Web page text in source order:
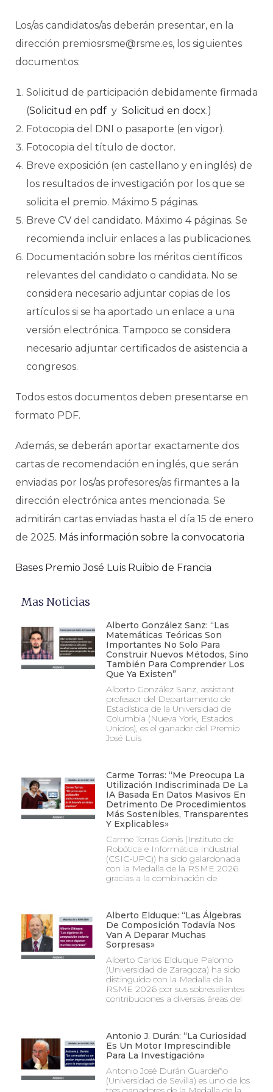
Los/as candidatos/as deberán presentar, en la
dirección premiosrsme@rsme.es, los siguientes
documentos:
Solicitud de participación debidamente firmada
(Solicitud en pdf y Solicitud en docx.)
Fotocopia del DNI o pasaporte (en vigor).
Fotocopia del título de doctor.
Breve exposición (en castellano y en inglés) de
los resultados de investigación por los que se
solicita el premio. Máximo 5 páginas.
Breve CV del candidato. Máximo 4 páginas. Se
recomienda incluir enlaces a las publicaciones.
Documentación sobre los méritos científicos
relevantes del candidato o candidata. No se
considera necesario adjuntar copias de los
artículos si se ha aportado un enlace a una
versión electrónica. Tampoco se considera
necesario adjuntar certificados de asistencia a
congresos.
Todos estos documentos deben presentarse en
formato PDF.
Además, se deberán aportar exactamente dos
cartas de recomendación en inglés, que serán
enviadas por los/as profesores/as firmantes a la
dirección electrónica antes mencionada. Se
admitirán cartas enviadas hasta el día 15 de enero
de 2025. Más información sobre la convocatoria
Bases Premio José Luis Ruibio de Francia
Mas Noticias
Alberto González Sanz: “Las
Matemáticas Teóricas Son
Importantes No Solo Para
Construir Nuevos Métodos, Sino
También Para Comprender Los
Que Ya Existen”
Alberto González Sanz, assistant
professor del Departamento de
Estadística de la Universidad de
Columbia (Nueva York, Estados
Unidos), es el ganador del Premio
José Luis
Carme Torras: “Me Preocupa La
Utilización Indiscriminada De La
IA Basada En Datos Masivos En
Detrimento De Procedimientos
Más Sostenibles, Transparentes
Y Explicables»
Carme Torras Genís (Instituto de
Robótica e Informática Industrial
(CSIC-UPC)) ha sido galardonada
con la Medalla de la RSME 2026
gracias a la combinación de
Alberto Elduque: “Las Álgebras
De Composición Todavía Nos
Van A Deparar Muchas
Sorpresas»
Alberto Carlos Elduque Palomo
(Universidad de Zaragoza) ha sido
distinguido con la Medalla de la
RSME 2026 por sus sobresalientes
contribuciones a diversas áreas del
Antonio J. Durán: “La Curiosidad
Es Un Motor Imprescindible
Para La Investigación»
Antonio José Durán Guardeño
(Universidad de Sevilla) es uno de los